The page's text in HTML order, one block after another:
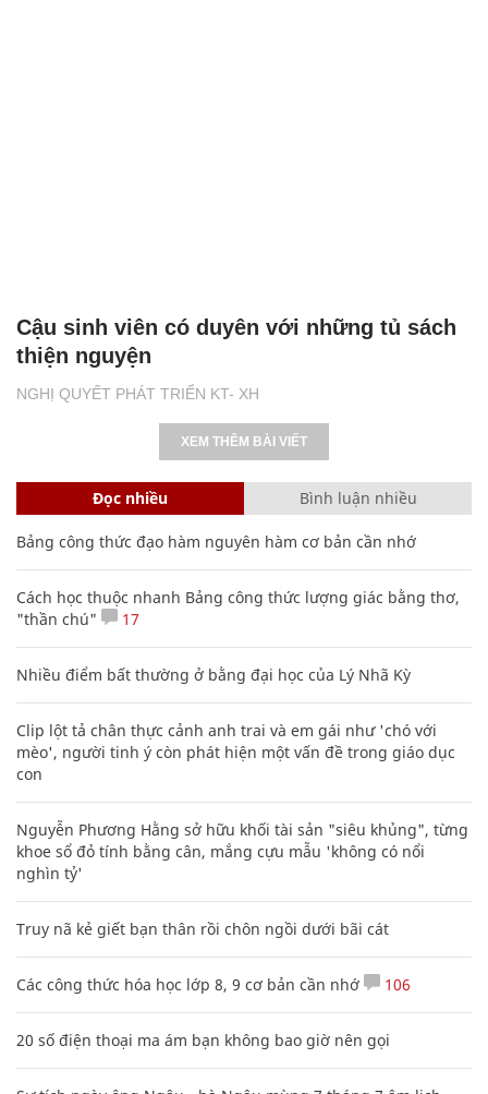
NGHỊ QUYẾT PHÁT TRIỂN KT- XH
Cậu sinh viên có duyên với những tủ sách
thiện nguyện
XEM THÊM BÀI VIẾT
Đọc nhiều Bình luận nhiều
Bảng công thức đạo hàm nguyên hàm cơ bản cần nhớ
Cách học thuộc nhanh Bảng công thức lượng giác bằng thơ,
"thần chú"
17
Nhiều điểm bất thường ở bằng đại học của Lý Nhã Kỳ
Clip lột tả chân thực cảnh anh trai và em gái như 'chó với
mèo', người tinh ý còn phát hiện một vấn đề trong giáo dục
con
Nguyễn Phương Hằng sở hữu khối tài sản "siêu khủng", từng
khoe sổ đỏ tính bằng cân, mắng cựu mẫu 'không có nổi
nghìn tỷ'
Truy nã kẻ giết bạn thân rồi chôn ngồi dưới bãi cát
Các công thức hóa học lớp 8, 9 cơ bản cần nhớ 106
20 số điện thoại ma ám bạn không bao giờ nên gọi